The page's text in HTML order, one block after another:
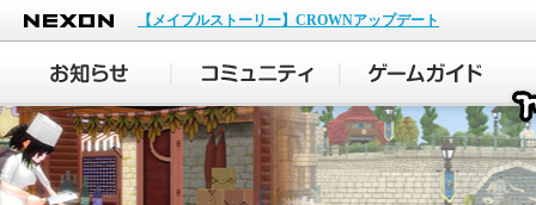
NEXON
【メイプルストーリー】CROWNアップデート